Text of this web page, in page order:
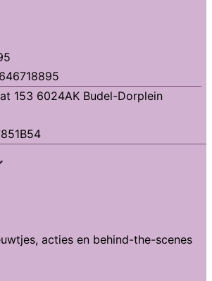
153 6024AK Budel-Dorplein
acties en behind-the-scenes